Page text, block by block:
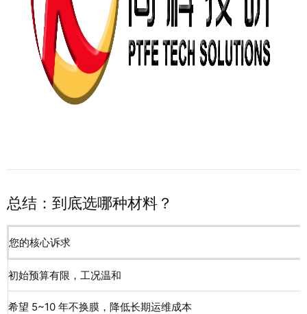
总结：到底选哪种材料？
您的核心诉求
初始预算有限，工况温和
希望 5~10 年不换膜，降低长期运维成本